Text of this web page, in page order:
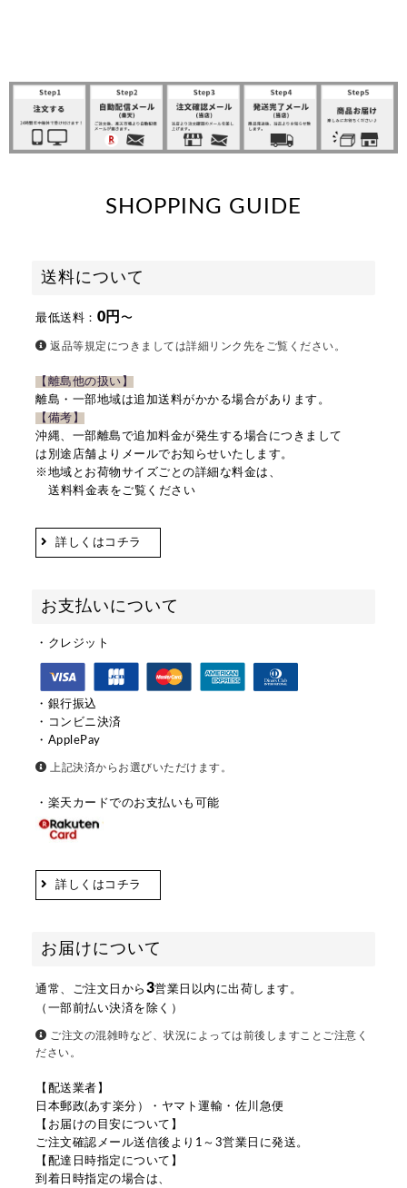
SHOPPING GUIDE
送料について
最低送料： 0円 〜
返品等規定につきましては詳細リンク先をご覧ください。
【離島他の扱い】
離島・一部地域は追加送料がかかる場合があります。
【備考】
沖縄、一部離島で追加料金が発生する場合につきまして
は別途店舗よりメールでお知らせいたします。
※地域とお荷物サイズごとの詳細な料金は、
送料料金表をご覧ください
詳しくはコチラ
お支払いについて
・クレジット
・銀行振込
・コンビニ決済
・ApplePay
上記決済からお選びいただけます。
・楽天カードでのお支払いも可能
詳しくはコチラ
お届けについて
通常、ご注文日から 3営業日以内に出荷します。
（一部前払い決済を除く）
ご注文の混雑時など、状況によっては前後しますことご注意く
ださい。
【配送業者】
日本郵政(あす楽分）・ヤマト運輸・佐川急便
【お届けの目安について】
ご注文確認メール送信後より1～3営業日に発送。
【配達日時指定について】
到着日時指定の場合は、